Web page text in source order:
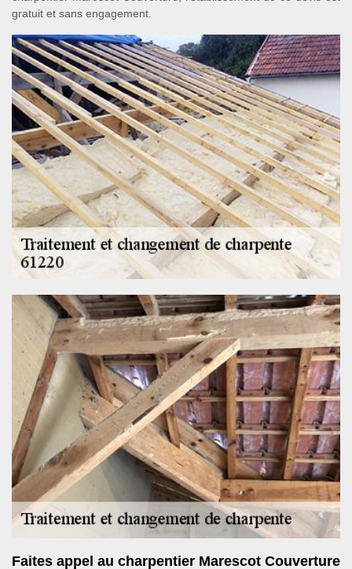
gratuit et sans engagement.
Faites appel au charpentier Marescot Couverture